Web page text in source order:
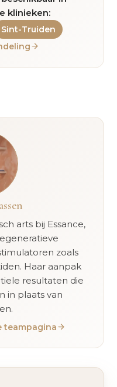
klinieken:
Sint-Truiden
arts bij Essance,
zoals
Haar aanpak
resultaten die
in plaats van
teampagina